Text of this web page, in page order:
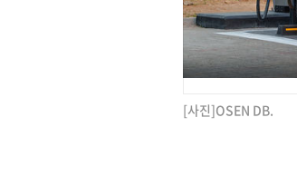
[사진]OSEN DB.